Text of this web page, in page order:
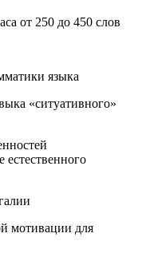
от 250 до 450 слов
языка
«ситуативного»
естественного
мотивации для